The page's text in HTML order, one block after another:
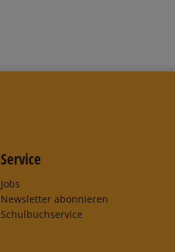
Service
Jobs
Newsletter abonnieren
Schulbuchservice